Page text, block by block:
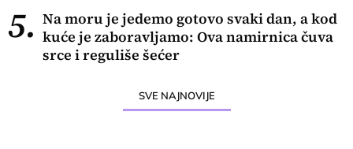
5. Na moru je jedemo gotovo svaki dan, a kod
kuće je zaboravljamo: Ova namirnica čuva
srce i reguliše šećer
SVE NAJNOVIJE